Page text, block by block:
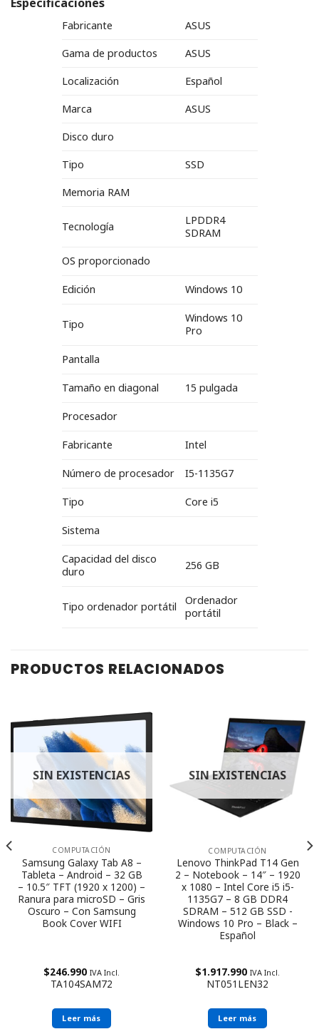
Fabricante ASUS
Gama de productos ASUS
Localización Español
Marca ASUS
Disco duro
Tipo SSD
Memoria RAM
Tecnología
LPDDR4
SDRAM
OS proporcionado
Edición Windows 10
Tipo
Windows 10
Pro
Pantalla
Tamaño en diagonal 15 pulgada
Procesador
Fabricante Intel
Número de procesador I5-1135G7
Tipo Core i5
Sistema
Capacidad del disco
duro
256 GB
Tipo ordenador portátil
Ordenador
portátil
PRODUCTOS RELACIONADOS
SIN EXISTENCIAS
COMPUTACIÓN
Samsung Galaxy Tab A8 –
Tableta – Android – 32 GB
– 10.5″ TFT (1920 x 1200) –
Ranura para microSD – Gris
Oscuro – Con Samsung
Book Cover WIFI
$246.990 IVA Incl.
TA104SAM72
Leer más
SIN EXISTENCIAS
COMPUTACIÓN
Lenovo ThinkPad T14 Gen
2 – Notebook – 14″ – 1920
x 1080 – Intel Core i5 i5-
1135G7 – 8 GB DDR4
SDRAM – 512 GB SSD -
Windows 10 Pro – Black –
Español
$1.917.990 IVA Incl.
NT051LEN32
Leer más